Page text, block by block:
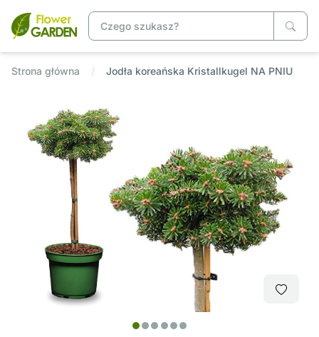
Strona główna Jodła koreańska Kristallkugel NA PNIU